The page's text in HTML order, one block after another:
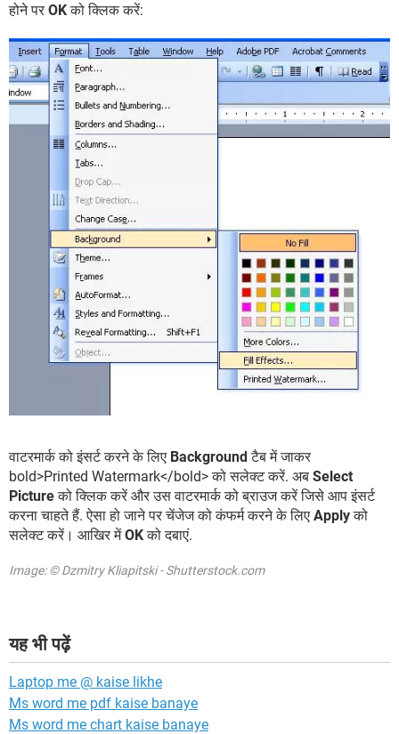
होने पर OKको क्लिक करें:
वाटरमार्क को इंसर्ट करने के लिए Backgroundटैब में जाकर
bold>Printed Watermark</bold> को सलेक्ट करें. अब Select
Pictureको क्लिक करें और उस वाटरमार्क को ब्राउज करें जिसे आप इंसर्ट
करना चाहते हैं. ऐसा हो जाने पर चेंजेज को कंफर्म करने के लिए Applyको
सलेक्ट करें। आखिर मेंOKको दबाएं.
Image: © Dzmitry Kliapitski - Shutterstock.com
यह भी पढ़ें
Laptop me @ kaise likhe
Ms word me pdf kaise banaye
Ms word me chart kaise banaye